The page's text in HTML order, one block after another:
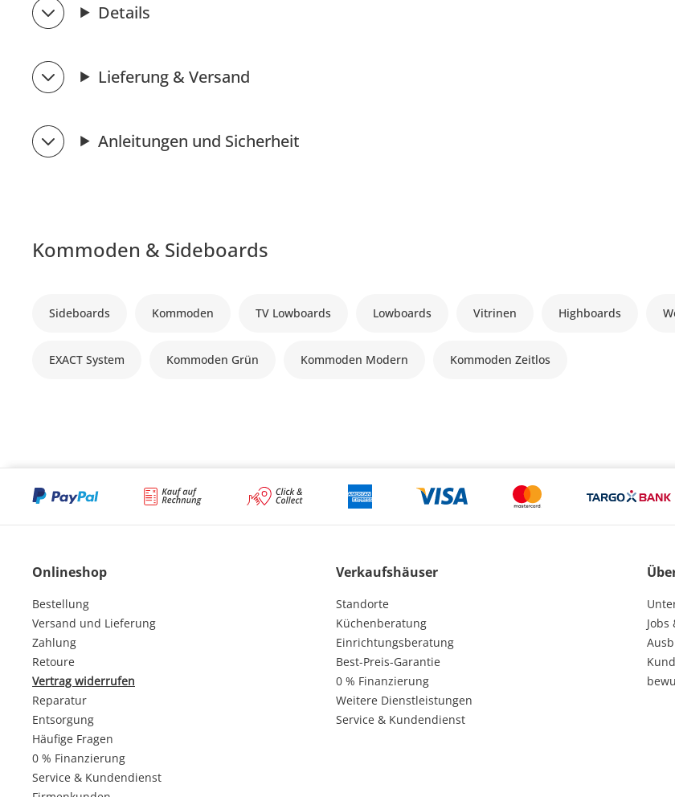
Details
Lieferung & Versand
Anleitungen und Sicherheit
Kommoden & Sideboards
Sideboards Kommoden TV Lowboards Lowboards Vitrinen Highboards
EXACT System Kommoden Grün Kommoden Modern Kommoden Zeitlos
Onlineshop
Bestellung
Versand und Lieferung
Zahlung
Retoure
Vertrag widerrufen
Reparatur
Entsorgung
Häufige Fragen
0 % Finanzierung
Service & Kundendienst
Verkaufshäuser
Standorte
Küchenberatung
Einrichtungsberatung
Best-Preis-Garantie
0 % Finanzierung
Weitere Dienstleistungen
Service & Kundendienst